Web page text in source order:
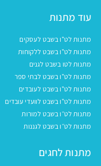
עוד מתנות
מתנות לט"ו בשבט לעסקים
מתנות לט"ו בשבט ללקוחות
מתנות לטו בשבט לגנים
מתנות לט"ו בשבט לבתי ספר
מתנות לט"ו בשבט לעובדים
מתנות לט"ו בשבט לוועדי עובדים
מתנות לט״ו בשבט למורות
מתנות לט״ו בשבט לגננות
מתנות לחגים